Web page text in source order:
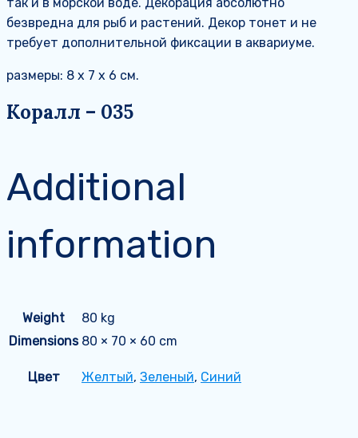
так и в морской воде. Декорация абсолютно
безвредна для рыб и растений. Декор тонет и не
требует дополнительной фиксации в аквариуме.
размеры: 8 х 7 х 6 см.
Коралл – 035
Additional
information
Weight
80 kg
Dimensions 80 × 70 × 60 cm
Цвет Желтый, Зеленый, Синий